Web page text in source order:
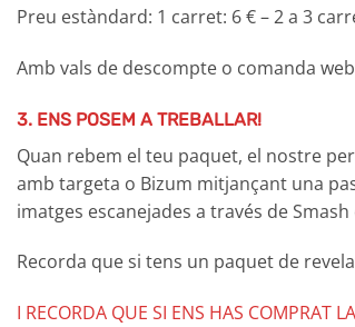
Preu estàndard: 1 carret: 6 € – 2 a 3
Amb vals de descompte o comanda
3. ENS POSEM A TREBALLAR!
Quan rebem el teu paquet, el nostre
amb targeta o Bizum mitjançant una
imatges escanejades a través de
Recorda que si tens un paquet de
I RECORDA QUE SI ENS HAS COMPRAT